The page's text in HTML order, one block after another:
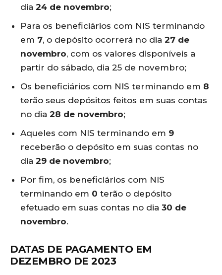
dia 24 de novembro;
Para os beneficiários com NIS terminando
em 7, o depósito ocorrerá no dia 27 de
novembro, com os valores disponíveis a
partir do sábado, dia 25 de novembro;
Os beneficiários com NIS terminando em 8
terão seus depósitos feitos em suas contas
no dia 28 de novembro;
Aqueles com NIS terminando em 9
receberão o depósito em suas contas no
dia 29 de novembro;
Por fim, os beneficiários com NIS
terminando em 0 terão o depósito
efetuado em suas contas no dia 30 de
novembro.
DATAS DE PAGAMENTO EM
DEZEMBRO DE 2023